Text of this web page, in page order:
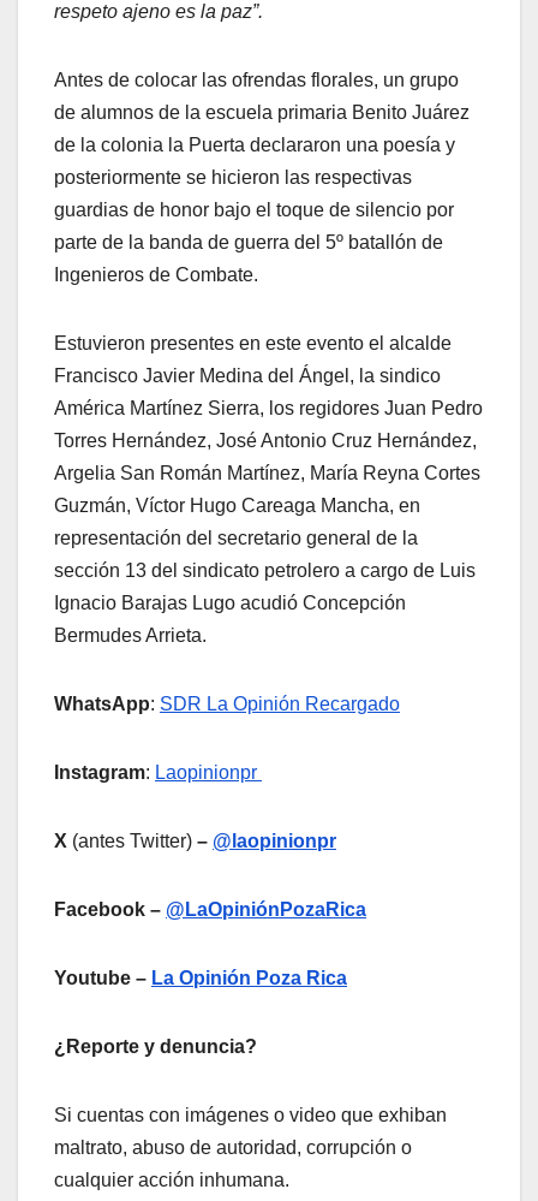
respeto ajeno es la paz”.
Antes de colocar las ofrendas florales, un grupo
de alumnos de la escuela primaria Benito Juárez
de la colonia la Puerta declararon una poesía y
posteriormente se hicieron las respectivas
guardias de honor bajo el toque de silencio por
parte de la banda de guerra del 5º batallón de
Ingenieros de Combate.
Estuvieron presentes en este evento el alcalde
Francisco Javier Medina del Ángel, la sindico
América Martínez Sierra, los regidores Juan Pedro
Torres Hernández, José Antonio Cruz Hernández,
Argelia San Román Martínez, María Reyna Cortes
Guzmán, Víctor Hugo Careaga Mancha, en
representación del secretario general de la
sección 13 del sindicato petrolero a cargo de Luis
Ignacio Barajas Lugo acudió Concepción
Bermudes Arrieta.
WhatsApp: SDR La Opinión Recargado
Instagram: Laopinionpr
X (antes Twitter) – @laopinionpr
Facebook – @LaOpiniónPozaRica
Youtube – La Opinión Poza Rica
¿Reporte y denuncia?
Si cuentas con imágenes o video que exhiban
maltrato, abuso de autoridad, corrupción o
cualquier acción inhumana.